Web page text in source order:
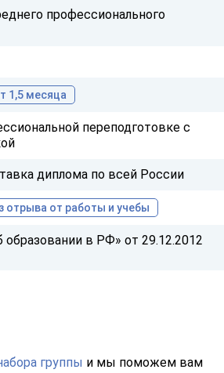
профессионального
1,5 месяца
переподготовке с
диплома по всей России
отрыва от работы и учебы
в РФ» от 29.12.2012
группы и мы поможем вам